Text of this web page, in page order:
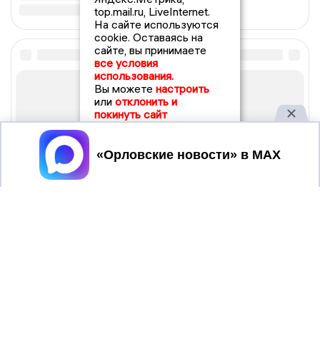
top.mail.ru, LiveInternet.
На сайте используются
cookie. Оставаясь на
сайте, вы принимаете
все условия
использования.
Вы можете настроить
или отклонить и
покинуть сайт
Принять